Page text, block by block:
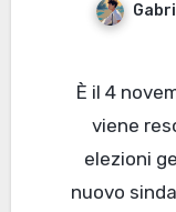
È il 4 novembre quando a New York City
viene
elezioni
nuovo